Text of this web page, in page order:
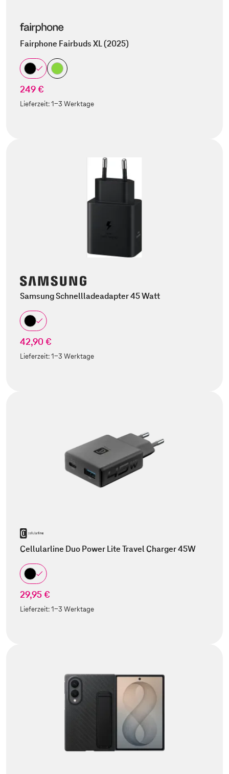
Fairphone Fairbuds XL (2025)
249 €
Lieferzeit:1-3 Werktage
Samsung Schnellladeadapter 45 Watt
42,90 €
Lieferzeit:1-3 Werktage
Cellularline Duo Power Lite Travel Charger 45W
29,95 €
Lieferzeit:1-3 Werktage